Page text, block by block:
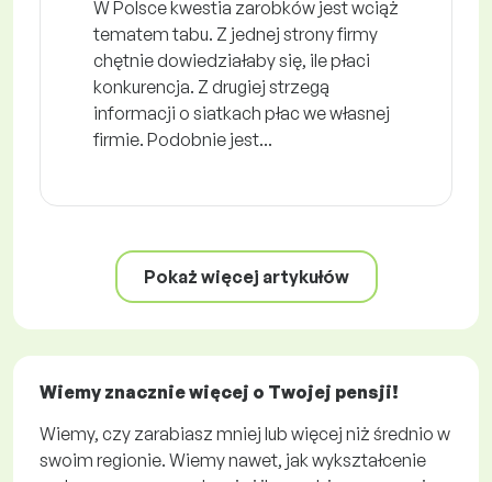
W Polsce kwestia zarobków jest wciąż
tematem tabu. Z jednej strony firmy
chętnie dowiedziałaby się, ile płaci
konkurencja. Z drugiej strzegą
informacji o siatkach płac we własnej
firmie. Podobnie jest...
Pokaż więcej artykułów
Wiemy znacznie więcej o Twojej pensji!
Wiemy, czy zarabiasz mniej lub więcej niż średnio w
swoim regionie. Wiemy nawet, jak wykształcenie